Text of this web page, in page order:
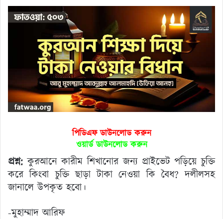
পিডিএফ ডাউনলোড করুন
ওয়ার্ড ডাউনলোড করুন
প্রশ্ন: কুরআনে কারীম শিখানোর জন্য প্রাইভেট পড়িয়ে চুক্তি
করে কিংবা চুক্তি ছাড়া টাকা নেওয়া কি বৈধ? দলীলসহ
জানালে উপকৃত হবো।
-মুহাম্মাদ আরিফ